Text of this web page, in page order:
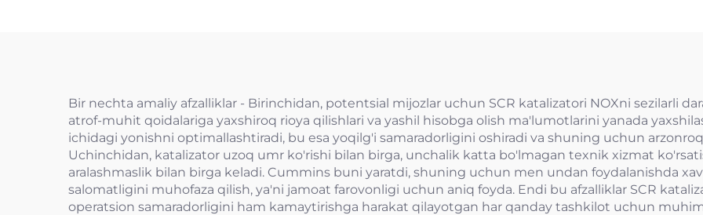
Bir nechta amaliy afzalliklar - Birinchidan, potentsial mijozlar uchun SCR katalizatori NOXni sezilarli
atrof-muhit qoidalariga yaxshiroq rioya qilishlari va yashil hisobga olish ma'lumotlarini yanada
ichidagi yonishni optimallashtiradi, bu esa yoqilg'i samaradorligini oshiradi va shuning uchun
Uchinchidan, katalizator uzoq umr ko'rishi bilan birga, unchalik katta bo'lmagan texnik xizmat
aralashmaslik bilan birga keladi. Cummins buni yaratdi, shuning uchun men undan foydalanishda
salomatligini muhofaza qilish, ya'ni jamoat farovonligi uchun aniq foyda. Endi bu afzalliklar SCR
operatsion samaradorligini ham kamaytirishga harakat qilayotgan har qanday tashkilot uchun